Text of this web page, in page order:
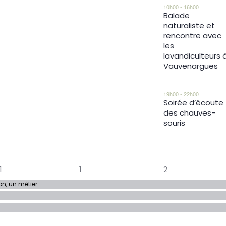
10h00- 16h00
Balade
naturaliste et
rencontre avec
les
lavandiculteurs
Vauvenargues
19h00-22h00
Soirée d’écoute
des chauves-
souris
un métier
3
évènements,
1
4
2